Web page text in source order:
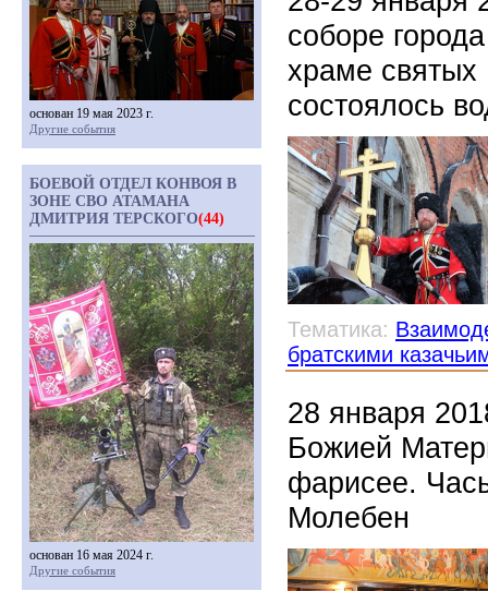
соборе
храме святых
состоялось
Тематика:
братскими
28 января
Божией
фарисее.
Молебен
основан 19 мая 2023 г.
Другие события
БОЕВОЙ ОТДЕЛ КОНВОЯ В
ЗОНЕ СВО АТАМАНА
ДМИТРИЯ ТЕРСКОГО(44)
основан 16 мая 2024 г.
Другие события